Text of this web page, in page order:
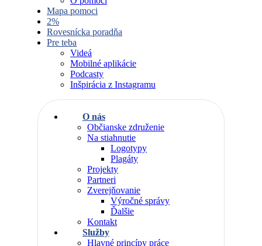
Mapa pomoci
2%
Rovesnícka poradňa
Pre teba
Videá
Mobilné aplikácie
Podcasty
Inšpirácia z Instagramu
O nás
Občianske združenie
Na stiahnutie
Logotypy
Plagáty
Projekty
Partneri
Zverejňovanie
Výročné správy
Ďalšie
Kontakt
Služby
Hlavné princípy práce